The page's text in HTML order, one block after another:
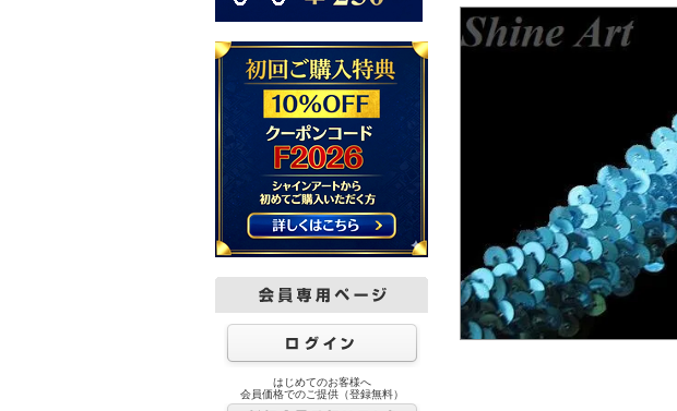
はじめてのお客様へ
会員価格でのご提供（登録無料）